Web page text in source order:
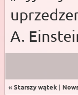
A.
« Starszy wątek |